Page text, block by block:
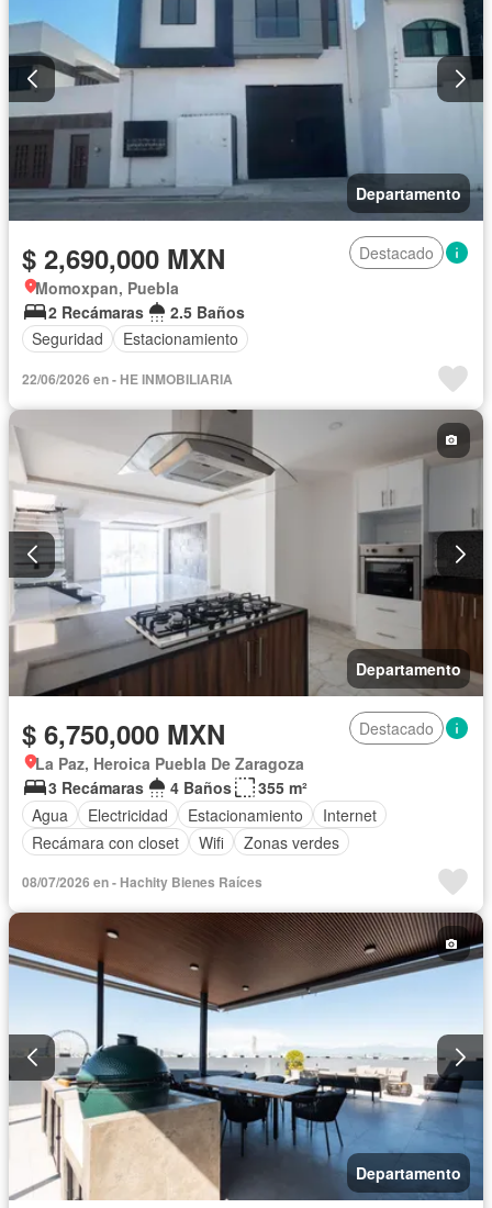
Departamento
$ 2,690,000 MXN
Destacado
Momoxpan, Puebla
2 Recámaras
2.5 Baños
Seguridad
Estacionamiento
22/06/2026 en - HE INMOBILIARIA
Departamento
$ 6,750,000 MXN
Destacado
La Paz, Heroica Puebla De Zaragoza
3 Recámaras
4 Baños
355 m²
Agua
Electricidad Estacionamiento
Internet
Recámara con closet
Wifi Zonas verdes
08/07/2026 en - Hachity Bienes Raíces
Departamento